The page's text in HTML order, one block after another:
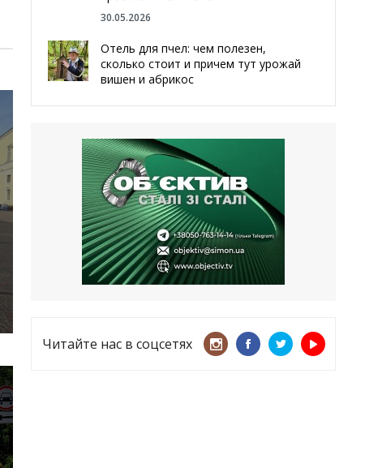
30.05.2026
Отель для пчел: чем полезен,
сколько стоит и причем тут урожай
вишен и абрикос
Чугуева, города, который устоял,
несмотря ни на что
21.05.2026
«ТЦК нарушает закон? Пусть
платят!» Как благодаря штрафу
женщину сняли с учета
15.05.2026
Читайте нас в соцсетях